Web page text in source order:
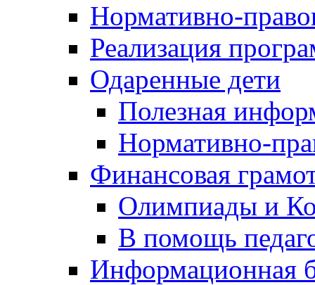
Нормативно-
Реализация
Одаренные дети
Полезная
Нормативно-
Финансовая
Олимпиады и
В помощь
Информационная